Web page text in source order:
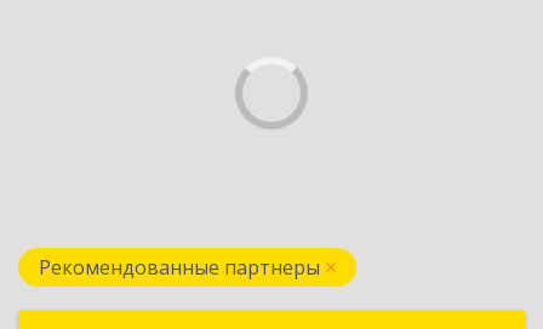
Рекомендованные партнеры